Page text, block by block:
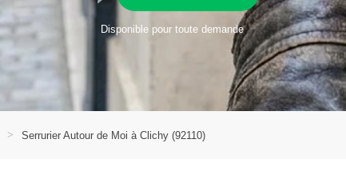
Disponible pour toute demande
Serrurier Autour de Moi à Clichy (92110)